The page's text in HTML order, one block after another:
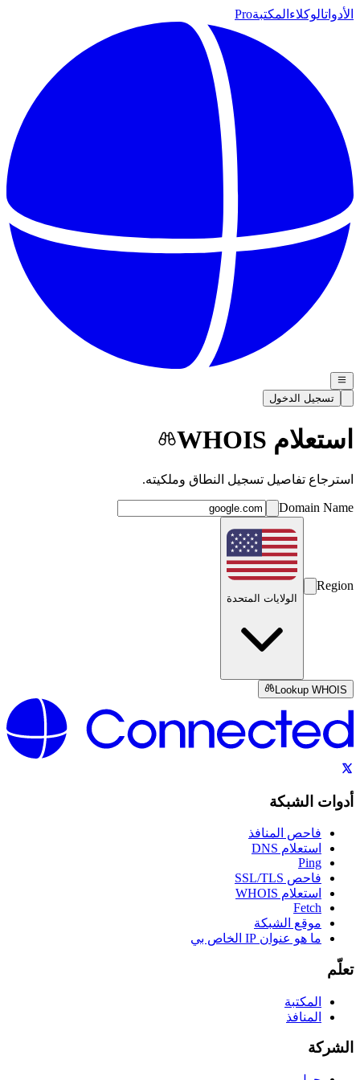
الأدواتالوكلاء المكتبةPro
تسجيل الدخول
استعلام WHOIS
استرجاع تفاصيل تسجيل النطاق وملكيته.
Domain Name
Region
الولايات المتحدة
Lookup WHOIS
أدوات الشبكة
فاحص المنافذ
استعلام DNS
Ping
فاحص SSL/TLS
استعلام WHOIS
Fetch
موقع الشبكة
ما هو عنوان IP الخاص بي
تعلّم
المكتبة
المنافذ
الشركة